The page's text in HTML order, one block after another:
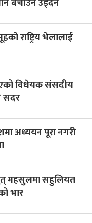
बचाउन उड्दैन
राष्ट्रिय भेलालाई
विधेयक संसदीय
सदर
अध्ययन पूरा नगरी
महसुलमा सहुलियत
भार